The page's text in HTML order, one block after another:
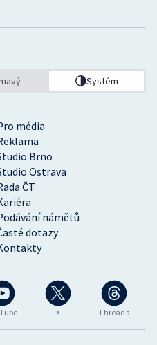
X Threads
média
Brno
Ostrava
ČT
námětů
dotazy
Systém